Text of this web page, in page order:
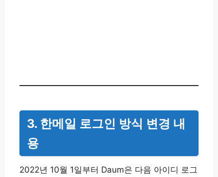
3. 한메일 로그인 방식 변경 내
용
2022년 10월 1일부터 Daum은 다음 아이디 로그